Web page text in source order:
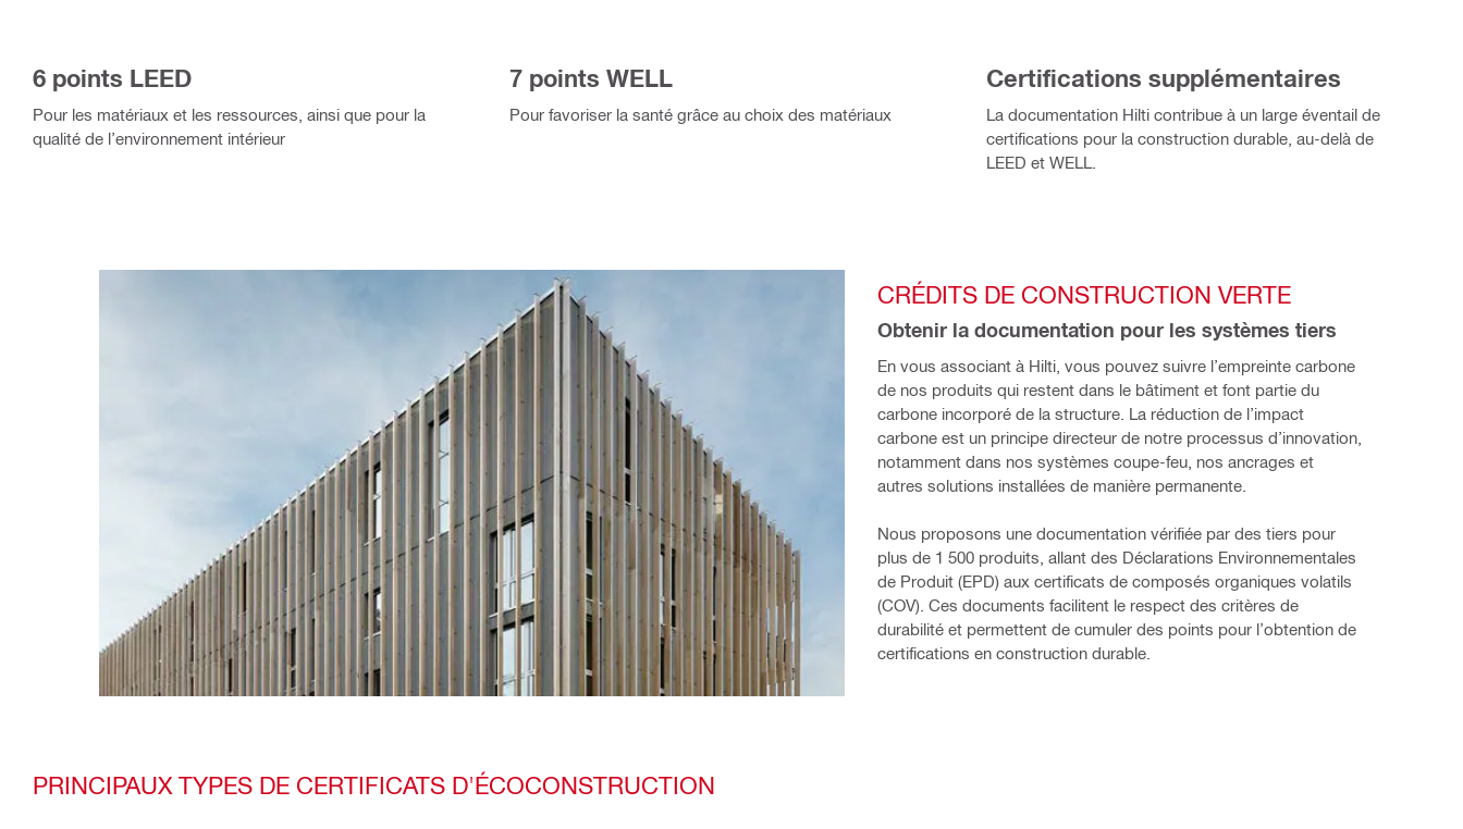
6 points LEED
Pour les matériaux et les ressources, ainsi que pour la
qualité de l’environnement intérieur
7 points WELL
Pour favoriser la santé grâce au choix des matériaux
Certifications supplémentaires
La documentation Hilti contribue à un large éventail de
certifications pour la construction durable, au‑delà de
LEED et WELL.
CRÉDITS DE CONSTRUCTION VERTE
Obtenir la documentation pour les systèmes tiers
En vous associant à Hilti, vous pouvez suivre l’empreinte carbone
de nos produits qui restent dans le bâtiment et font partie du
carbone incorporé de la structure. La réduction de l’impact
carbone est un principe directeur de notre processus d’innovation,
notamment dans nos systèmes coupe-feu, nos ancrages et
autres solutions installées de manière permanente.
Nous proposons une documentation vérifiée par des tiers pour
plus de 1 500 produits, allant des Déclarations Environnementales
de Produit (EPD) aux certificats de composés organiques volatils
(COV). Ces documents facilitent le respect des critères de
durabilité et permettent de cumuler des points pour l’obtention de
certifications en construction durable.
PRINCIPAUX TYPES DE CERTIFICATS D'ÉCOCONSTRUCTION